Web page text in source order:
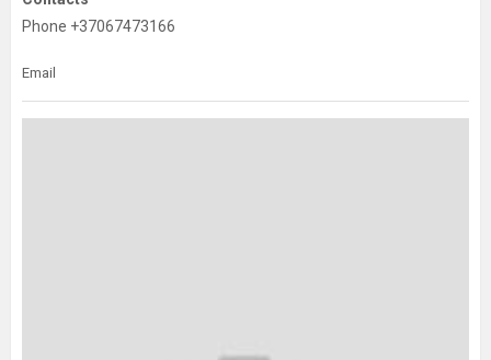
Phone +37067473166
Email